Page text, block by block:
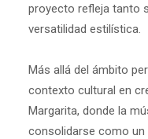
proyecto refleja tanto
versatilidad estilística.
Más allá del ámbito
contexto cultural en
Margarita, donde la
consolidarse como un